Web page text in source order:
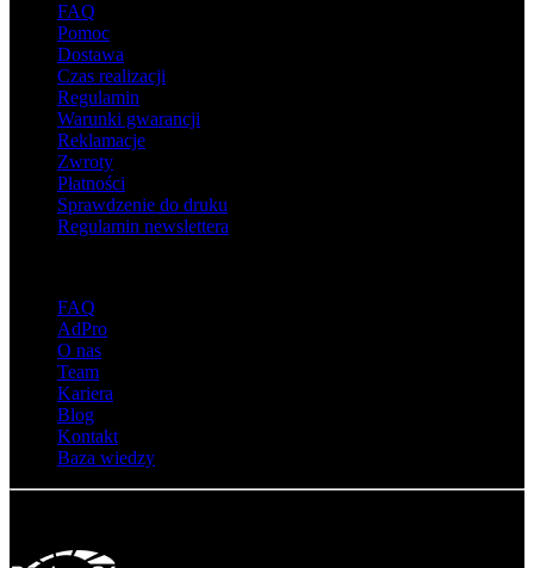
FAQ
Pomoc
Dostawa
Czas realizacji
Regulamin
Warunki gwarancji
Reklamacje
Zwroty
Płatności
Sprawdzenie do druku
Regulamin newslettera
FAQ
AdPro
O nas
Team
Kariera
Blog
Kontakt
Baza wiedzy